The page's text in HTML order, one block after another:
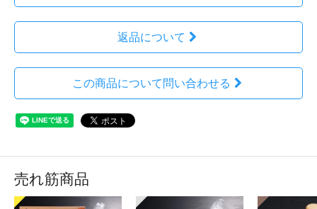
返品について
この商品について問い合わせる
売れ筋商品